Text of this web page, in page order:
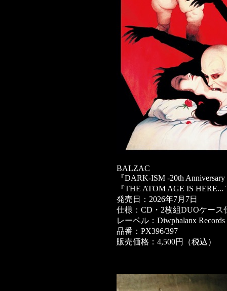
BALZAC
『DARK-ISM -20th
『THE ATOM AGE IS
発売日：2026年7月7日
仕様：CD・2枚組DUOケース
レーベル：Diwphalanx Records
品番：PX396/397
販売価格：4,500円（税込）